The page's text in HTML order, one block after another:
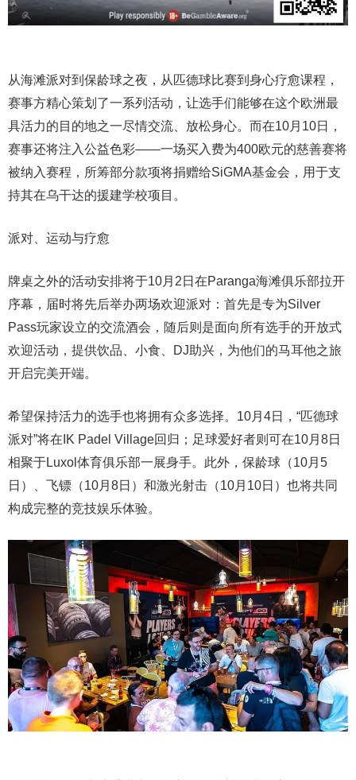
从海滩派对到保龄球之夜，从匹德球比赛到身心疗愈课程，
赛事方精心策划了一系列活动，让选手们能够在这个欧洲最
具活力的目的地之一尽情交流、放松身心。而在10月10日，
赛事还将注入公益色彩——一场买入费为400欧元的慈善赛将
被纳入赛程，所筹部分款项将捐赠给SiGMA基金会，用于支
持其在乌干达的援建学校项目。
派对、运动与疗愈
牌桌之外的活动安排将于10月2日在Paranga海滩俱乐部拉开
序幕，届时将先后举办两场欢迎派对：首先是专为Silver
Pass玩家设立的交流酒会，随后则是面向所有选手的开放式
欢迎活动，提供饮品、小食、DJ助兴，为他们的马耳他之旅
开启完美开端。
希望保持活力的选手也将拥有众多选择。10月4日，“匹德球
派对”将在IK Padel Village回归；足球爱好者则可在10月8日
相聚于Luxol体育俱乐部一展身手。此外，保龄球（10月5
日）、飞镖（10月8日）和激光射击（10月10日）也将共同
构成完整的竞技娱乐体验。